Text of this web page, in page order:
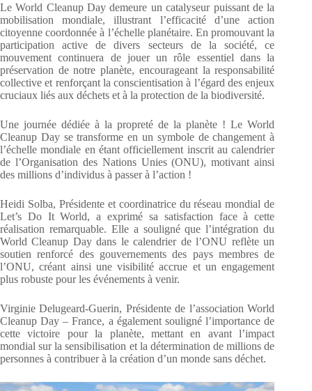
Le World Cleanup Day demeure un catalyseur puissant de la
mobilisation mondiale, illustrant l’efficacité d’une action
citoyenne coordonnée à l’échelle planétaire. En promouvant la
participation active de divers secteurs de la société, ce
mouvement continuera de jouer un rôle essentiel dans la
préservation de notre planète, encourageant la responsabilité
collective et renforçant la conscientisation à l’égard des enjeux
cruciaux liés aux déchets et à la protection de la biodiversité.
Une journée dédiée à la propreté de la planète ! Le World
Cleanup Day se transforme en un symbole de changement à
l’échelle mondiale en étant officiellement inscrit au calendrier
de l’Organisation des Nations Unies (ONU), motivant ainsi
des millions d’individus à passer à l’action !
Heidi Solba, Présidente et coordinatrice du réseau mondial de
Let’s Do It World, a exprimé sa satisfaction face à cette
réalisation remarquable. Elle a souligné que l’intégration du
World Cleanup Day dans le calendrier de l’ONU reflète un
soutien renforcé des gouvernements des pays membres de
l’ONU, créant ainsi une visibilité accrue et un engagement
plus robuste pour les événements à venir.
Virginie Delugeard-Guerin, Présidente de l’association World
Cleanup Day – France, a également souligné l’importance de
cette victoire pour la planète, mettant en avant l’impact
mondial sur la sensibilisation et la détermination de millions de
personnes à contribuer à la création d’un monde sans déchet.